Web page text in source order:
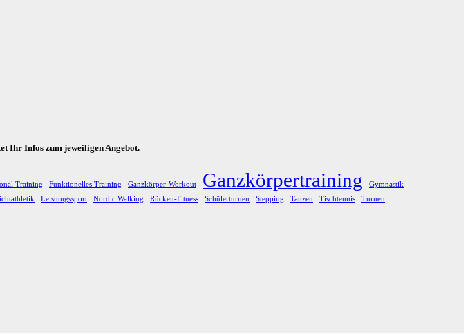
Ihr Infos zum jeweiligen Angebot.
Training Funktionelles Training Ganzkörper-Workout Ganzkörpertraining
Gymnastik
Leistungssport Nordic Walking Rücken-Fitness Schülerturnen Stepping Tanzen Tischtennis Turnen